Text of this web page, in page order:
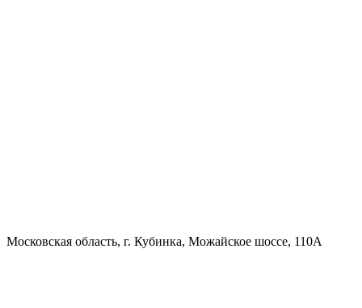
Московская область, г. Кубинка, Можайское шоссе, 110А